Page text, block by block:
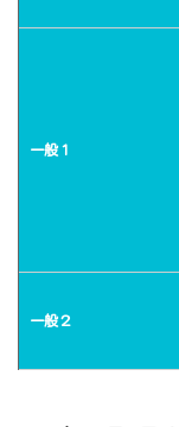
一般１
一般２